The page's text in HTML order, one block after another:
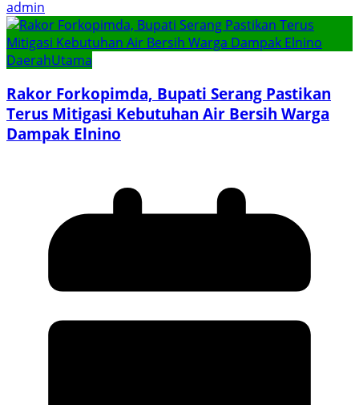
admin
DaerahUtama
Rakor Forkopimda, Bupati Serang Pastikan
Terus Mitigasi Kebutuhan Air Bersih Warga
Dampak Elnino